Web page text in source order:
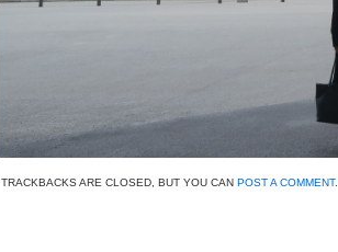
TRACKBACKS ARE CLOSED, BUT YOU CAN POST A COMMENT.